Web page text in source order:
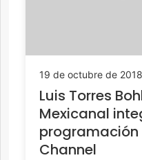
19 de octubre de 2018
Luis Torres
Mexicanal
programación
Channel